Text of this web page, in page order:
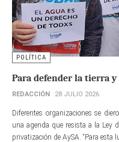
POLÍTICA
Para defender la tierra y
REDACCIÓN 28 JULIO 2026
Diferentes organizaciones se
una agenda que resista a la Ley
privatización de AySA. “Para esta